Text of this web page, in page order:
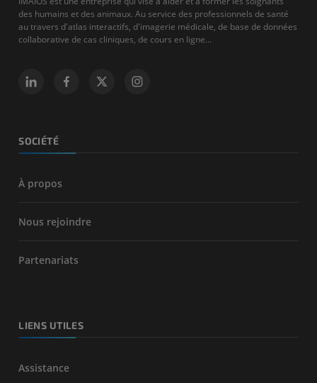
des humains et des animaux. Au service des professionnels de santé
au travers d'atlas interactifs, d'imagerie médicale, de base de données
collaborative de cas cliniques, de cours en ligne...
SOCIÉTÉ
À propos
Nous rejoindre
Partenariats
LIENS UTILES
Assistance